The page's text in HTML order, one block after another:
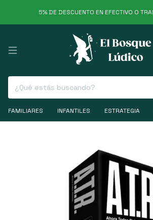
5% DE DESCUENTO EN EFECTIVO O
FAMILIARES INFANTILES ESTRATEGIA